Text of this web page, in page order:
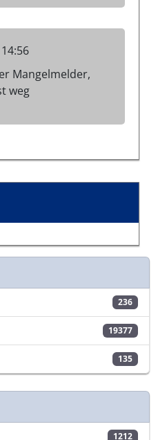
Mangelmelder,
weg
236
19377
135
1212